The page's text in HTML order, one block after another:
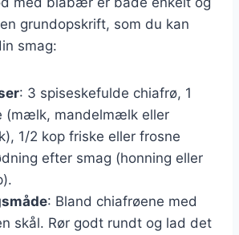
grundopskrift, som du kan
smag:
: 3 spiseskefulde chiafrø, 1
(mælk, mandelmælk eller
1/2 kop friske eller frosne
efter smag (honning eller
: Bland chiafrøene med
skål. Rør godt rundt og lad det